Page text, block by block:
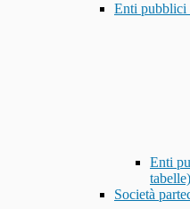
Enti pubblici
Enti
tabelle)
Società